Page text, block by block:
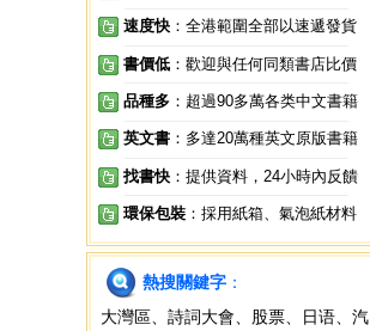
速度快 ：全港範圍全部以速遞發貨
書價低 ：歡迎與任何同類書店比價
品種多 ：超過90多萬各类中文書籍
英文書 ：多達20萬種英文原版書籍
找書快 ：提供資料，24小時內反饋
環保包裝 ：採用紙箱、氣泡紙材料
熱搜關鍵字 ：
大灣區
詩詞大會 股票 日语
汽